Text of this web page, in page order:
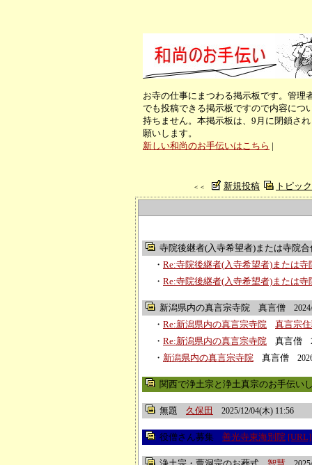
お寺の仕事にまつわる掲示板です。管理
でも投稿できる掲示板ですので内容につ
持ちません。本掲示板は、9月に閉鎖さ
願いします。
新しい和尚のお手伝いはこちら |
＜＜ 新規投稿 トピッ
寺院後継者(入寺希望者)または寺院合
・ Re:寺院後継者(入寺希望者)または寺
・ Re:寺院後継者(入寺希望者)または寺
新潟県内の真言宗寺院 真言僧
・ Re:新潟県内の真言宗寺院
真言宗
・ Re:新潟県内の真言宗寺院 真言僧
・ 新潟県内の真言宗寺院 真言僧
関西で浄土宗と浄土真宗のお手伝い
無題 久保田 2025/12/04(木) 11:56
役僧さん募集 善光寺東海別院 [URL]